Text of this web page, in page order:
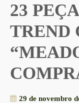
23
TREND
29 de novembro